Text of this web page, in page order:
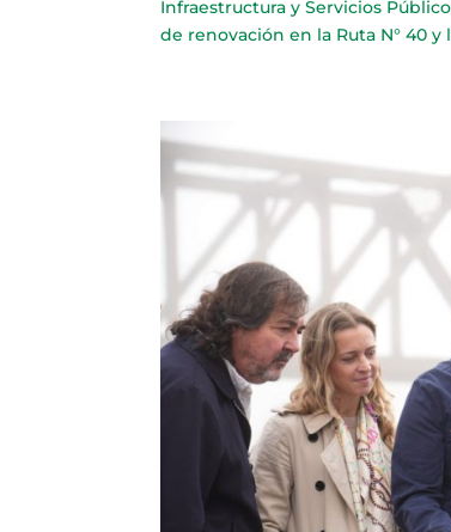
Infraestructura y Servicios
de renovación en la Ruta N° 40